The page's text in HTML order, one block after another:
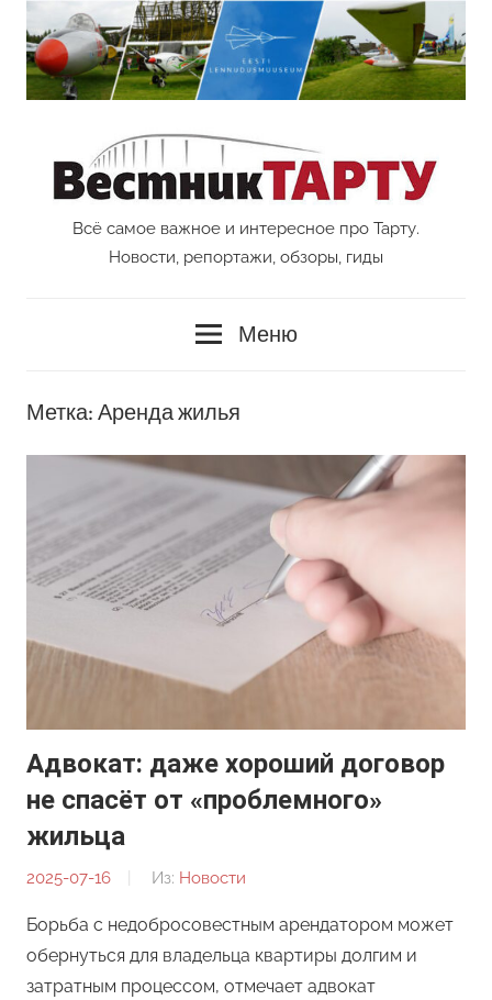
Перейти
содержимому
Vestnik
Всё самое важное и интересное про Тарту.
Новости, репортажи, обзоры, гиды
Меню
Метка: Аренда жилья
Адвокат: даже хороший договор
не спасёт от «проблемного»
жильца
2025-07-16
От:
Из: Новости
Борьба с недобросовестным арендатором может
обернуться для владельца квартиры долгим и
затратным процессом, отмечает адвокат